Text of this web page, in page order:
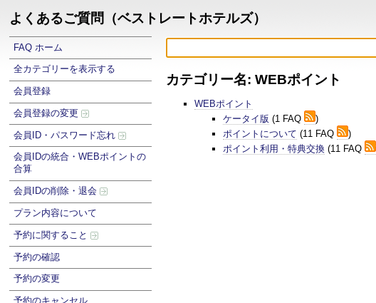
よくあるご質問（ベストレートホテルズ）
FAQ ホーム
全カテゴリーを表示する
会員登録
会員登録の変更
会員ID・パスワード忘れ
会員IDの統合・WEBポイントの
合算
会員IDの削除・退会
プラン内容について
予約に関すること
予約の確認
予約の変更
予約のキャンセル
カテゴリー名: WEBポイント
WEBポイント
ケータイ版 (1 FAQ
)
ポイントについて (11 FAQ
)
ポイント利用・特典交換(11 FAQ